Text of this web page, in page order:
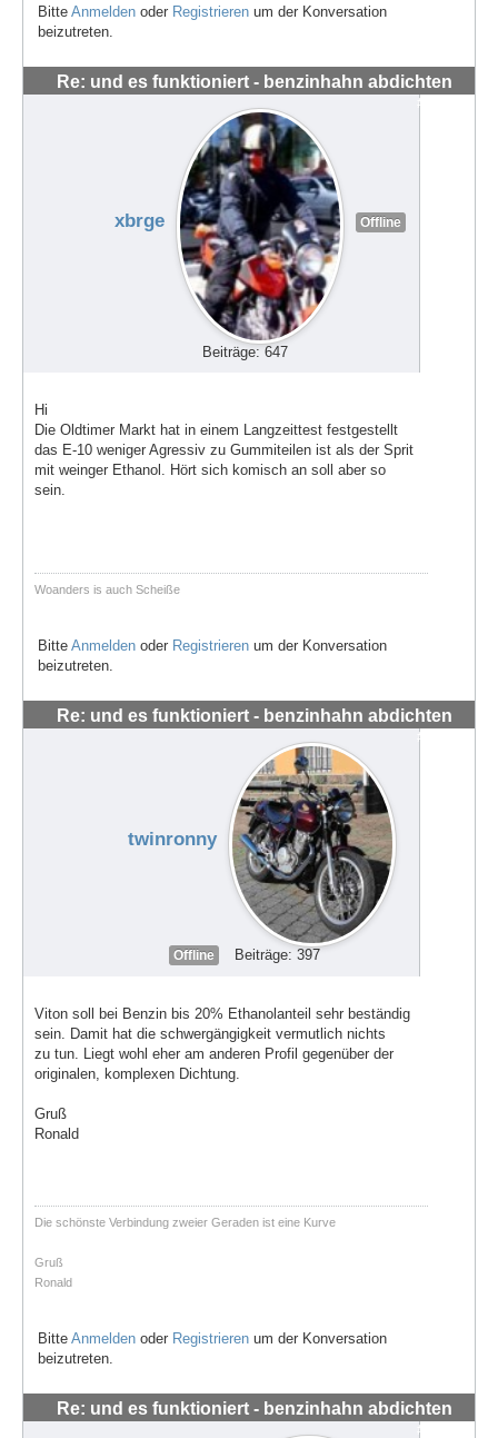
Bitte Anmelden oder Registrieren um der Konversation
beizutreten.
Re: und es funktioniert - benzinhahn abdichten
#56283
xbrge Offline
Beiträge: 647
Hi
Die Oldtimer Markt hat in einem Langzeittest festgestellt
das E-10 weniger Agressiv zu Gummiteilen ist als der Sprit
mit weinger Ethanol. Hört sich komisch an soll aber so
sein.
Woanders is auch Scheiße
Bitte Anmelden oder Registrieren um der Konversation
beizutreten.
Re: und es funktioniert - benzinhahn abdichten
#56284
twinronny
Offline Beiträge: 397
Viton soll bei Benzin bis 20% Ethanolanteil sehr beständig
sein. Damit hat die schwergängigkeit vermutlich nichts
zu tun. Liegt wohl eher am anderen Profil gegenüber der
originalen, komplexen Dichtung.
Gruß
Ronald
Die schönste Verbindung zweier Geraden ist eine Kurve
Gruß
Ronald
Bitte Anmelden oder Registrieren um der Konversation
beizutreten.
Re: und es funktioniert - benzinhahn abdichten
#56285